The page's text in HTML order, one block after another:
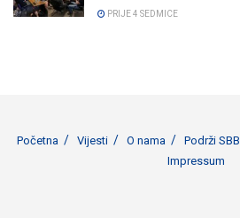
PRIJE 4 SEDMICE
Početna Vijesti O nama Podrži SBB
Impressum